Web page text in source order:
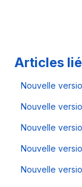
Articles
Nouvelle
Nouvelle
Nouvelle
Nouvelle
Nouvelle